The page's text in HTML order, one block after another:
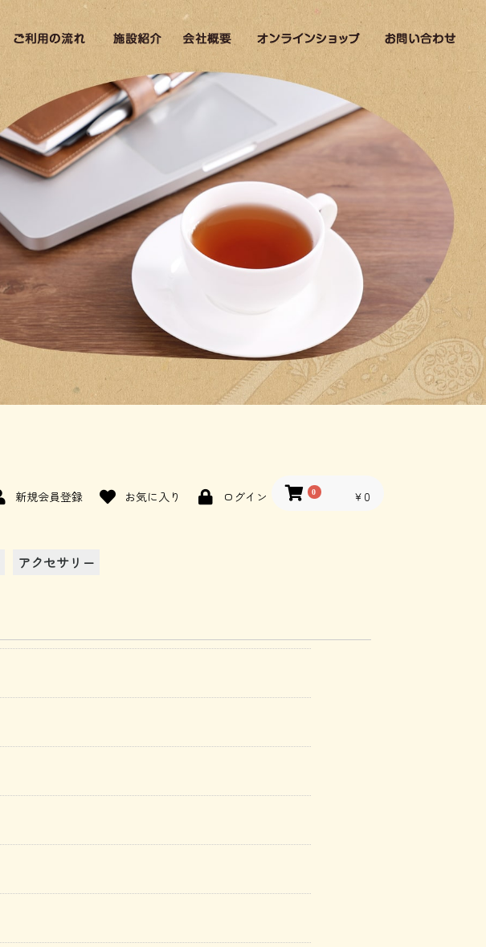
新規会員登録 お気に入り ログイン 0 ￥0
アクセサリー